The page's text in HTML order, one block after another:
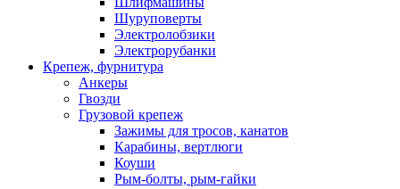
Шуруповерты
Электролобзики
Электрорубанки
Крепеж, фурнитура
Анкеры
Гвозди
Грузовой крепеж
Зажимы для тросов, канатов
Карабины, вертлюги
Коуши
Рым-болты, рым-гайки